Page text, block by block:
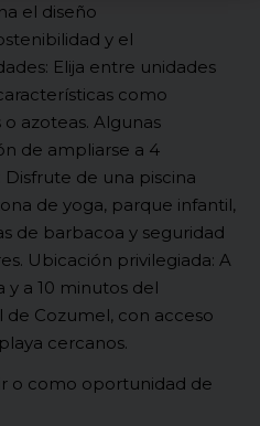
el diseño
y el
Elija entre unidades
como
azoteas. Algunas
de ampliarse a 4
de una piscina
de yoga, parque infantil,
de barbacoa y seguridad
Ubicación privilegiada: A
y a 10 minutos del
Cozumel, con acceso
cercanos.
o como oportunidad de